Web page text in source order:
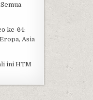
ke-64:
Asia
ini HTM